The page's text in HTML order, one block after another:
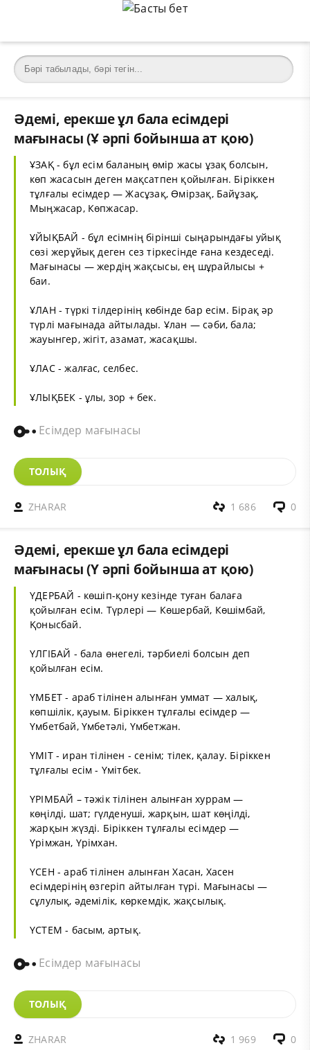
Әдемі, ерекше ұл бала есімдері
мағынасы (Ұ әрпі бойынша ат қою)
ҰЗАҚ - бұл есім баланың өмір жасы ұзақ болсын,
көп жасасын деген мақсатпен қойылған. Біріккен
тұлғалы есімдер — Жасұзақ, Өмірзақ, Байұзақ,
Мыңжасар, Көпжасар.
ҰЙЫҚБАЙ - бұл есімнің бірінші сыңарындағы уйық
сөзі жерұйық деген сез тіркесінде ғана кездеседі.
Мағынасы — жердің жақсысы, ең шұрайлысы +
баи.
ҰЛАН - түркі тілдерінің көбінде бар есім. Бірақ әр
түрлі мағынада айтылады. Ұлан — сәби, бала;
жауынгер, жігіт, азамат, жасақшы.
ҰЛАС - жалғас, селбес.
ҰЛЫҚБЕК - ұлы, зор + бек.
Есімдер мағынасы
ТОЛЫҚ
ZHARAR 0
1 686
Әдемі, ерекше ұл бала есімдері
мағынасы (Ү әрпі бойынша ат қою)
ҮДЕРБАЙ - көшіп-қону кезінде туған балаға
қойылған есім. Түрлері — Көшербай, Көшімбай,
Қонысбай.
ҮЛГІБАЙ - бала өнегелі, тәрбиелі болсын деп
қойылған есім.
ҮМБЕТ - араб тілінен алынған уммат — халық,
көпшілік, қауым. Біріккен тұлғалы есімдер —
Үмбетбай, Үмбетәлі, Үмбетжан.
ҮМІТ - иран тілінен - сенім; тілек, қалау. Біріккен
тұлғалы есім - Үмітбек.
ҮРІМБАЙ – тәжік тілінен алынған хуррам —
көңілді, шат; гүлденуші, жарқын, шат көңілді,
жарқын жүзді. Біріккен тұлғалы есімдер —
Үрімжан, Үрімхан.
ҮСЕН - араб тілінен алынған Хасан, Хасен
есімдерінің өзгеріп айтылған түрі. Мағынасы —
сұлулық, әдемілік, көркемдік, жақсылық.
ҮСТЕМ - басым, артық.
Есімдер мағынасы
ТОЛЫҚ
ZHARAR 0
1 969